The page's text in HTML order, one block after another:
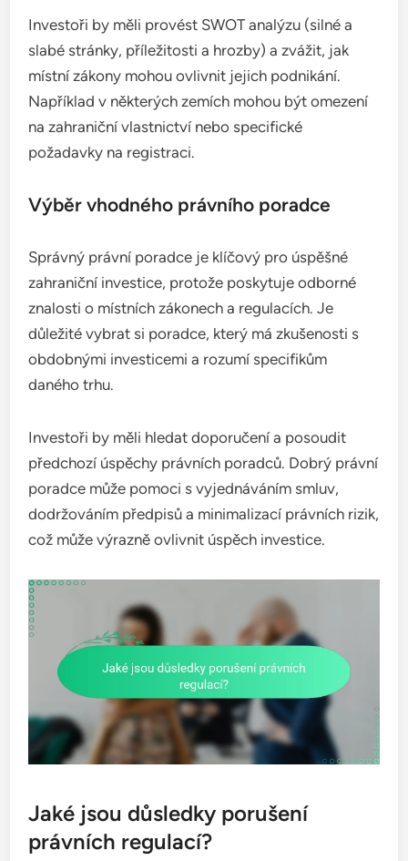
Investoři by měli provést SWOT analýzu (silné a
slabé stránky, příležitosti a hrozby) a zvážit, jak
místní zákony mohou ovlivnit jejich podnikání.
Například v některých zemích mohou být omezení
na zahraniční vlastnictví nebo specifické
požadavky na registraci.
Výběr vhodného právního poradce
Správný právní poradce je klíčový pro úspěšné
zahraniční investice, protože poskytuje odborné
znalosti o místních zákonech a regulacích. Je
důležité vybrat si poradce, který má zkušenosti s
obdobnými investicemi a rozumí specifikům
daného trhu.
Investoři by měli hledat doporučení a posoudit
předchozí úspěchy právních poradců. Dobrý právní
poradce může pomoci s vyjednáváním smluv,
dodržováním předpisů a minimalizací právních rizik,
což může výrazně ovlivnit úspěch investice.
Jaké jsou důsledky porušení
právních regulací?